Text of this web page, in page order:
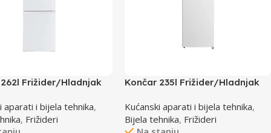
Frižider/Hladnjak
aparati i bijela tehnika,
, Frižideri
Končar 235l Frižider/Hladnjak
Kućanski aparati i bijela tehnika,
Bijela tehnika, Frižideri